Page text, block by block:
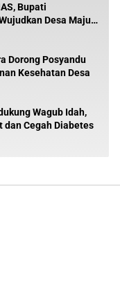
Bupati
Desa Maju
Dorong Posyandu
Kesehatan Desa
Wagub Idah,
dan Cegah Diabetes